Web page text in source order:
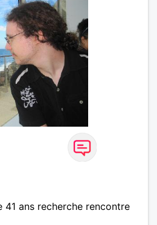
41 ans recherche rencontre